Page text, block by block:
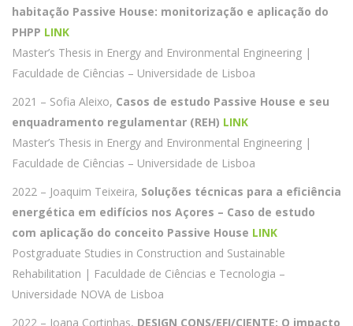
habitação Passive House: monitorização e aplicação do
PHPP LINK
Master’s Thesis in Energy and Environmental Engineering |
Faculdade de Ciências – Universidade de Lisboa
2021 – Sofia Aleixo, Casos de estudo Passive House e seu
enquadramento regulamentar (REH) LINK
Master’s Thesis in Energy and Environmental Engineering |
Faculdade de Ciências – Universidade de Lisboa
2022 – Joaquim Teixeira, Soluções técnicas para a eficiência
energética em edifícios nos Açores – Caso de estudo
com aplicação do conceito Passive House LINK
Postgraduate Studies in Construction and Sustainable
Rehabilitation | Faculdade de Ciências e Tecnologia –
Universidade NOVA de Lisboa
2022 – Joana Cortinhas, DESIGN CONS/EFI/CIENTE: O impacto